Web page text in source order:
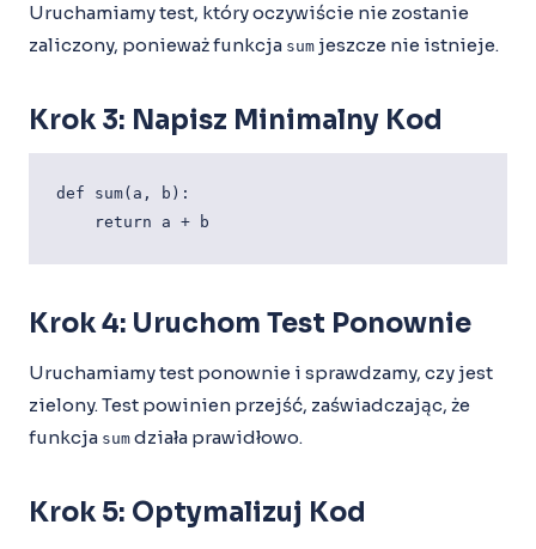
Uruchamiamy test, który oczywiście nie zostanie
zaliczony, ponieważ funkcja sum jeszcze nie istnieje.
Krok 3: Napisz Minimalny Kod
def sum(a, b):
Krok 4: Uruchom Test Ponownie
Uruchamiamy test ponownie i sprawdzamy, czy jest
zielony. Test powinien przejść, zaświadczając, że
funkcja sum działa prawidłowo.
Krok 5: Optymalizuj Kod